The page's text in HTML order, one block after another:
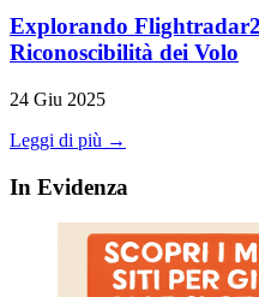
Explorando
Riconoscibilità dei Volo
24 Giu 2025
Leggi di più →
In Evidenza